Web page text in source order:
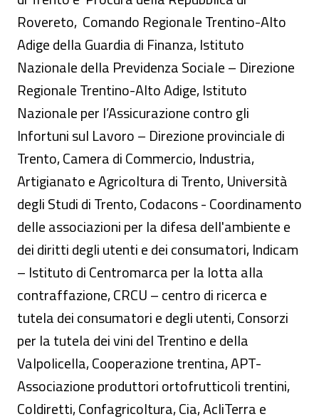
Rovereto, Comando Regionale Trentino-Alto
Adige della Guardia di Finanza, Istituto
Nazionale della Previdenza Sociale – Direzione
Regionale Trentino-Alto Adige, Istituto
Nazionale per l’Assicurazione contro gli
Infortuni sul Lavoro – Direzione provinciale di
Trento, Camera di Commercio, Industria,
Artigianato e Agricoltura di Trento, Università
degli Studi di Trento, Codacons - Coordinamento
delle associazioni per la difesa dell'ambiente e
dei diritti degli utenti e dei consumatori, Indicam
– Istituto di Centromarca per la lotta alla
contraffazione, CRCU – centro di ricerca e
tutela dei consumatori e degli utenti, Consorzi
per la tutela dei vini del Trentino e della
Valpolicella, Cooperazione trentina, APT-
Associazione produttori ortofrutticoli trentini,
Coldiretti, Confagricoltura, Cia, AcliTerra e